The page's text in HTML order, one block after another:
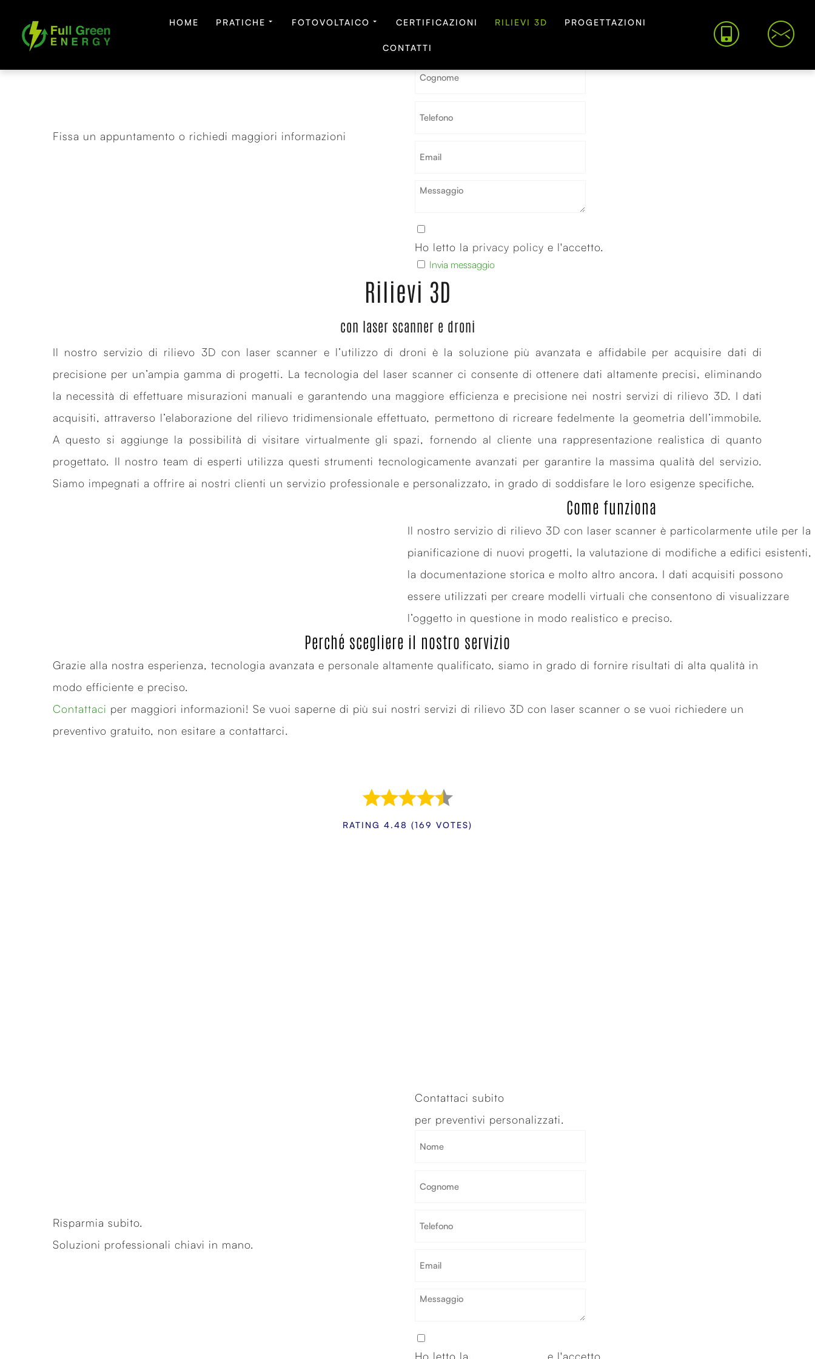
HOME PRATICHE FOTOVOLTAICO CERTIFICAZIONI RILIEVI 3D PROGETTAZIONI
CONTATTI
Fissa un appuntamento o richiedi maggiori informazioni
Ho letto la privacy policy e l'accetto.
Invia messaggio
Rilievi 3D
con laser scanner e droni
Il nostro servizio di rilievo 3D con laser scanner e l’utilizzo di droni è la soluzione più avanzata e affidabile per acquisire dati di
precisione per un’ampia gamma di progetti. La tecnologia del laser scanner ci consente di ottenere dati altamente precisi, eliminando
la necessità di effettuare misurazioni manuali e garantendo una maggiore efficienza e precisione nei nostri servizi di rilievo 3D. I dati
acquisiti, attraverso l’elaborazione del rilievo tridimensionale effettuato, permettono di ricreare fedelmente la geometria dell’immobile.
A questo si aggiunge la possibilità di visitare virtualmente gli spazi, fornendo al cliente una rappresentazione realistica di quanto
progettato. Il nostro team di esperti utilizza questi strumenti tecnologicamente avanzati per garantire la massima qualità del servizio.
Siamo impegnati a offrire ai nostri clienti un servizio professionale e personalizzato, in grado di soddisfare le loro esigenze specifiche.
Come funziona
Il nostro servizio di rilievo 3D con laser scanner è particolarmente utile per la
pianificazione di nuovi progetti, la valutazione di modifiche a edifici esistenti,
la documentazione storica e molto altro ancora. I dati acquisiti possono
essere utilizzati per creare modelli virtuali che consentono di visualizzare
l’oggetto in questione in modo realistico e preciso.
Perché scegliere il nostro servizio
Grazie alla nostra esperienza, tecnologia avanzata e personale altamente qualificato, siamo in grado di fornire risultati di alta qualità in
modo efficiente e preciso.
Contattaci per maggiori informazioni! Se vuoi saperne di più sui nostri servizi di rilievo 3D con laser scanner o se vuoi richiedere un
preventivo gratuito, non esitare a contattarci.
RATING 4.48 (169 VOTES)
Risparmia subito.
Soluzioni professionali chiavi in mano.
Contattaci subito
per preventivi personalizzati.
Ho letto la e l'accetto.